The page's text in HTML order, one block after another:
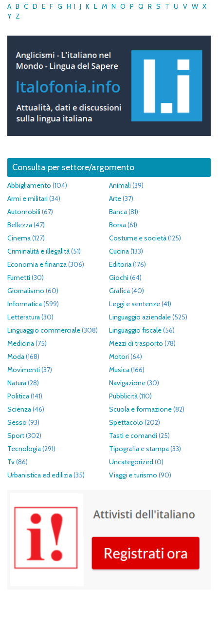
A B C D E F G H I J K L M N O P Q R S T U V W X
Y Z
Consulta per settore/argomento
Abbigliamento (104) Animali (39)
Armi e militari (34) Arte(37)
Automobili (67) Banca(81)
Bellezza(47) Borsa(61)
Cinema(127) Costume e società(125)
Criminalità e illegalità(51) Cucina(133)
Economia e finanza(306) Editoria(176)
Fumetti (30) Giochi (64)
Giornalismo (60) Grafica(40)
Informatica(599) Leggi e sentenze(41)
Letteratura(30) Linguaggio aziendale(525)
Linguaggio commerciale(308) Linguaggio fiscale(56)
Medicina(75) Mezzi di trasporto (78)
Moda(168) Motori (64)
Movimenti (37) Musica(166)
Natura(28) Navigazione(30)
Politica(141) Pubblicità(110)
Scienza(46) Scuola e formazione(82)
Sesso (93) Spettacolo (202)
Sport(302) Tasti e comandi (25)
Tecnologia(291) Tipografia e stampa(33)
Tv(86) Uncategorized (0)
Urbanistica ed edilizia(35) Viaggi e turismo (90)